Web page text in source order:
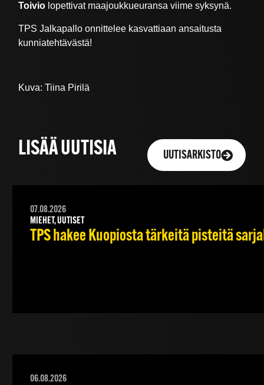
Toivio lopettivat maajoukkueuransa viime syksynä.
TPS Jalkapallo onnittelee kasvattiaan ansaitusta
kunniatehtävästä!
Kuva: Tiina Pirilä
LISÄÄ UUTISIA UUTISARKISTO
07.08.2026
MIEHET, UUTISET
TPS hakee Kuopiosta tärkeitä pisteitä
06.08.2026